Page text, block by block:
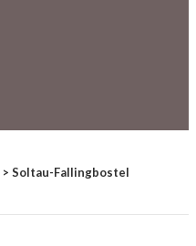
> Soltau-Fallingbostel